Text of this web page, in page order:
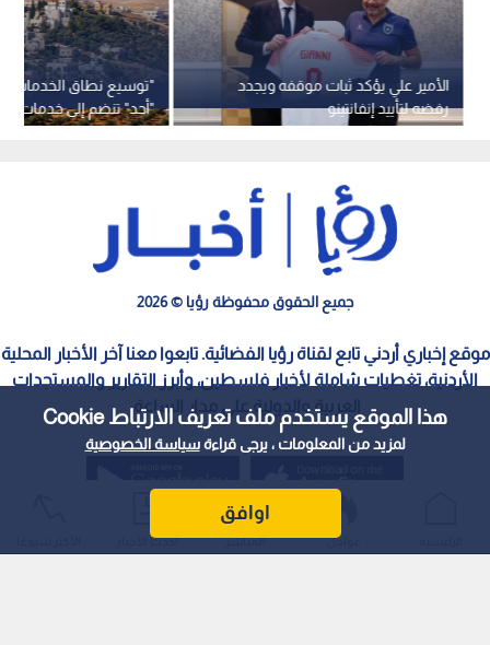
هذا الموقع يستخدم ملف تعريف الارتباط Cookie
لمزيد من المعلومات ، يرجى قراءةسياسة الخصوصية
اوافق
"توسيع نطاق
"أحد" تنضم إلى خدمات
عمان"
الأمير علي يؤكد ثبات موقفه ويجدد
رفضه لتأييد إنفانتينو
جميع الحقوق محفوظة رؤيا © 2026
موقع إخباري أردني تابع لقناة رؤيا الفضائية. تابعوا معنا آخر الأخبار المحلية
الأردنية، تغطيات شاملة لأخبار فلسطين، وأبرز التقارير والمستجدات
العربية والدولية على مدار الساعة.
عواجل المباشر أحدث الأخبار